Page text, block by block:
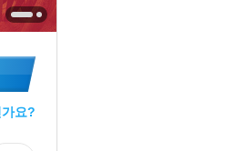
요?